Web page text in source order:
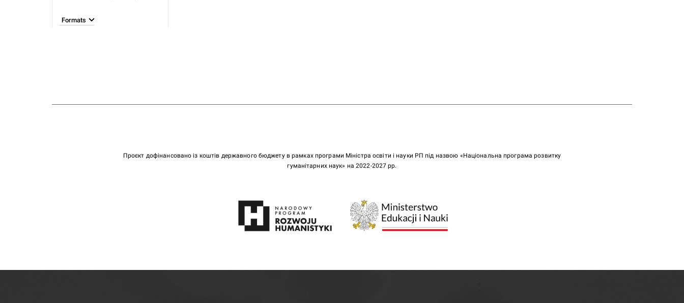
Formats
Проєкт дофінансовано із коштів державного бюджету в рамках програми Міністра освіти і науки РП під назвою «Національна програма розвитку
гуманітарних наук» на 2022-2027 рр.